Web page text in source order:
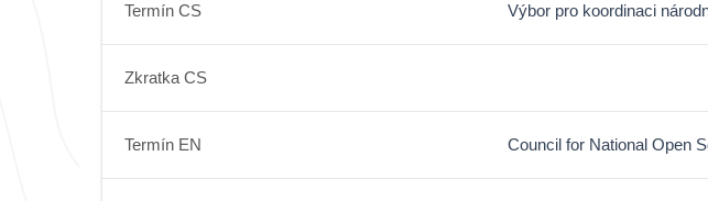
Termín CS Výbor pro koordinaci
Zkratka CS
Termín EN Council for National Open